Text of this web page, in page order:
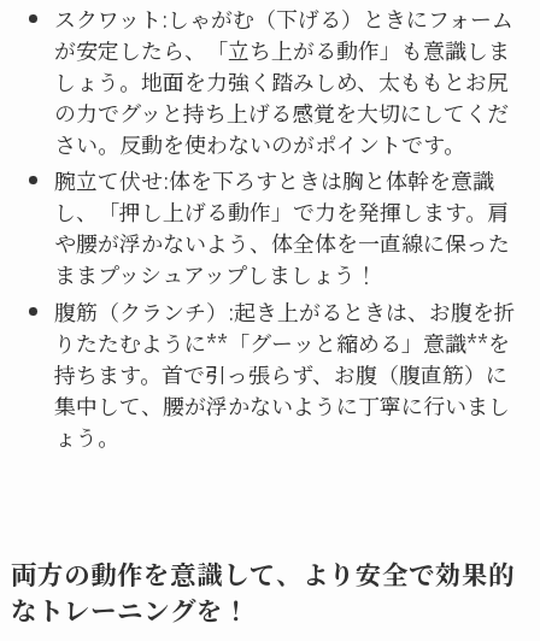
スクワット:しゃがむ（下げる）ときにフォーム
が安定したら、「立ち上がる動作」も意識しま
しょう。地面を力強く踏みしめ、太ももとお尻
の力でグッと持ち上げる感覚を大切にしてくだ
さい。反動を使わないのがポイントです。
腕立て伏せ:体を下ろすときは胸と体幹を意識
し、「押し上げる動作」で力を発揮します。肩
や腰が浮かないよう、体全体を一直線に保った
ままプッシュアップしましょう！
腹筋（クランチ）:起き上がるときは、お腹を折
りたたむように**「グーッと縮める」意識**を
持ちます。首で引っ張らず、お腹（腹直筋）に
集中して、腰が浮かないように丁寧に行いまし
ょう。
両方の動作を意識して、より安全で効果的
なトレーニングを！